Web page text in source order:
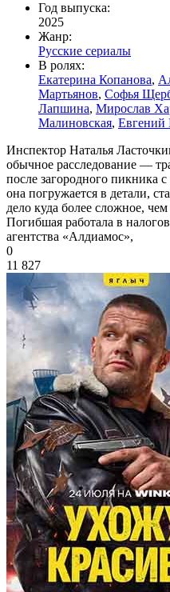
Год выпуска:
2025
Жанр:
Русские сериалы
В ролях:
Екатерина Копанова,
Мартьянов, Софья
Лапшина, Мирослав
Малиновская, Евгений
Инспектор Наталья
обычное расследование —
после загородного пикника
она погружается в детали,
дело куда более сложное,
Погибшая работала в
агентства «Алдиамос»,
0
11 827